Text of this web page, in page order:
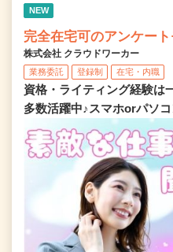
NEW
完全在宅可のアンケー
株式会社 クラウドワーカー
業務委託 登録制 在宅・内職
資格・ライティング経験は
多数活躍中♪スマホorパソ